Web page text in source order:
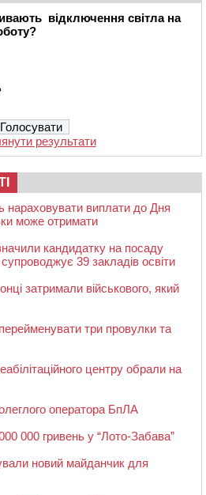
відключення світла на
результати
нараховувати виплати до Дня
може отримати
кандидатку на посаду
39 закладів освіти
затримали військового, який
три провулки та
центру обрали на
оператора БпЛА
000 гривень у “Лото-Забава”
новий майданчик для